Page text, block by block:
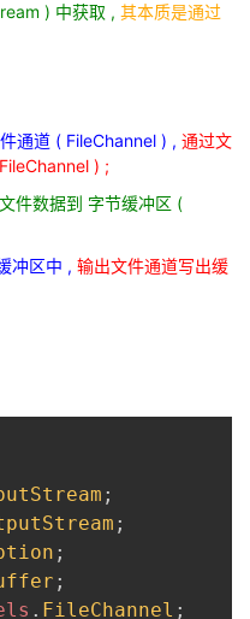
) 中获取 , 其本质是通过
通道 ( FileChannel ) , 通过文
) ;
件数据到 字节缓冲区 (
冲区中 , 输出文件通道写出缓
;
;
;
;
. FileChannel ;